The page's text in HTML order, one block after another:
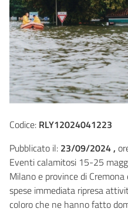
Codice: RLY12024041223
Pubblicato il: 23/09/2024 ,
Eventi calamitosi 15-25
Milano e province di
spese immediata ripresa
coloro che ne hanno fatto